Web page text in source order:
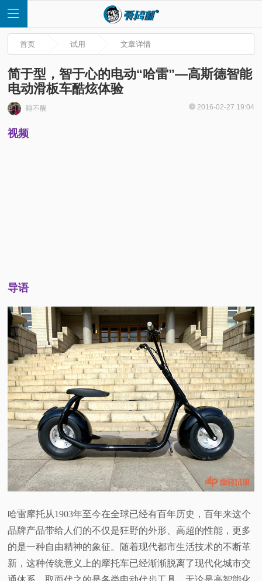
首
页
视
频
科
普
体
验
专
题
首页 试用 文章详情
简于型，智于心的电动“哈雷”—高斯德智能
电动滑板车酷炫体验
睡不醒 2016-02-27 19:04
视频
导语
哈雷摩托从1903年至今在全球已经有百年历史，百年来这个
品牌产品带给人们的不仅是狂野的外形、高超的性能，更多
的是一种自由精神的象征。随着现代都市生活技术的不断革
新，这种传统意义上的摩托车已经渐渐脱离了现代化城市交